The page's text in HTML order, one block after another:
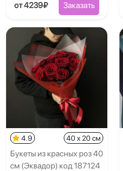
от 4239₽ Заказать
4.9 40 x 20 см
Букеты из красных роз 40
см (Эквадор) код 187124